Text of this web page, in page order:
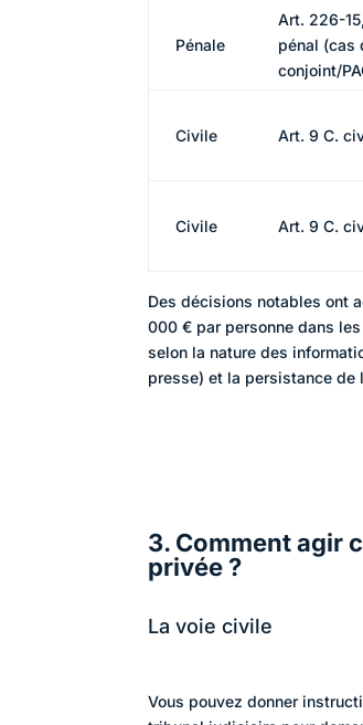
Pénale
Art. 226-
pénal (cas
conjoint/
Civile Art. 9 C.
Civile Art. 9 C.
Des décisions notables ont
000 € par personne dans
selon la nature des
presse) et la persistance de
3. Comment agir
privée ?
La voie civile
Vous pouvez donner